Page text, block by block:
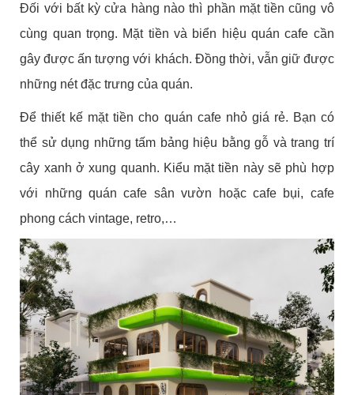
Đối với bất kỳ cửa hàng nào thì phần mặt tiền cũng vô
cùng quan trọng. Mặt tiền và biển hiệu quán cafe cần
gây được ấn tượng với khách. Đồng thời, vẫn giữ được
những nét đặc trưng của quán.
Để thiết kế mặt tiền cho quán cafe nhỏ giá rẻ. Bạn có
thể sử dụng những tấm bảng hiệu bằng gỗ và trang trí
cây xanh ở xung quanh. Kiểu mặt tiền này sẽ phù hợp
với những quán cafe sân vườn hoặc cafe bụi, cafe
phong cách vintage, retro,…